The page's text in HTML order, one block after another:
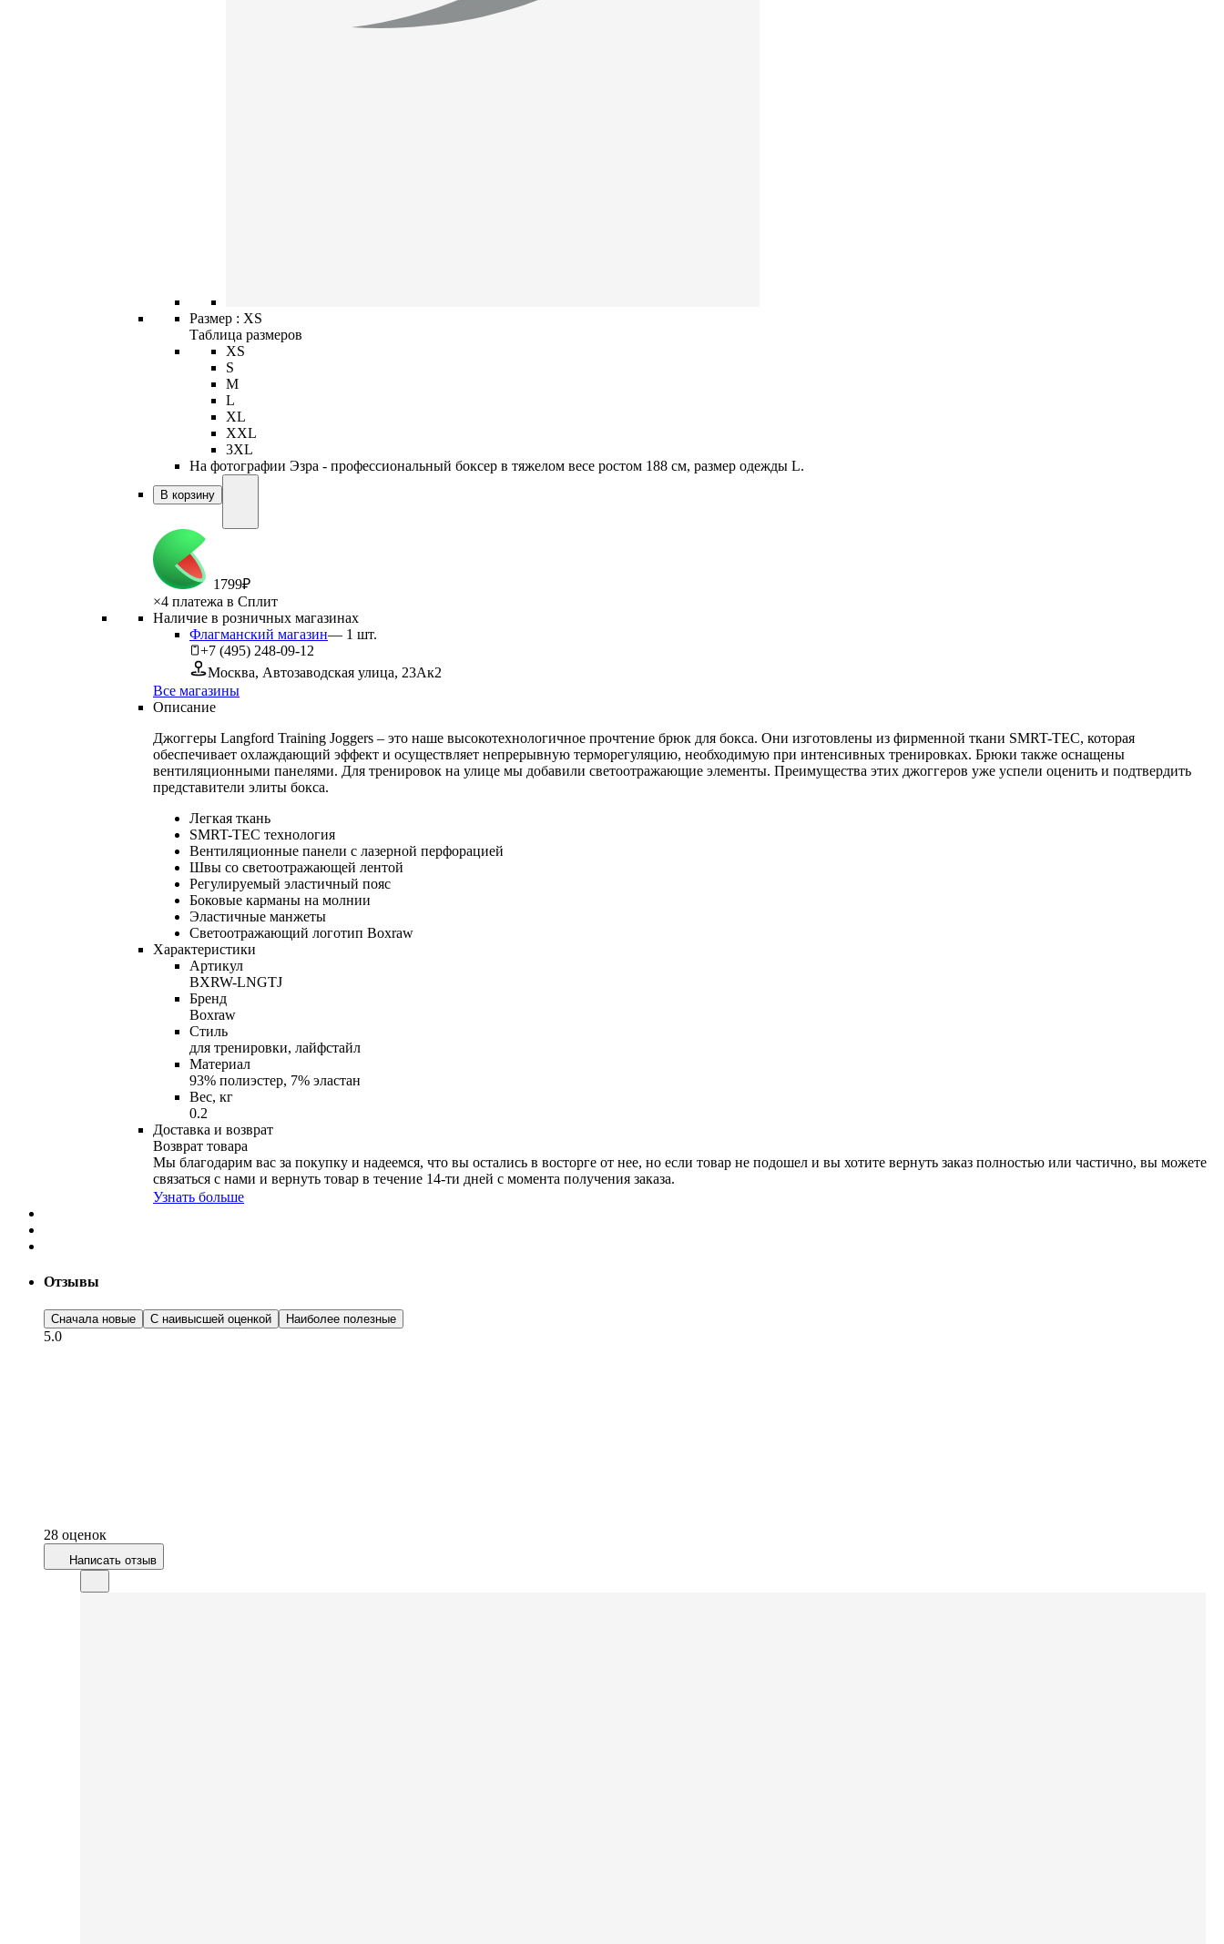
Размер : XS
Таблица размеров
XS
S
M
L
XL
XXL
3XL
На фотографии Эзра - профессиональный боксер в тяжелом весе ростом 188 см, размер одежды L.
В корзину
1 799₽
×4 платежа в Сплит
Наличие в розничных магазинах
Флагманский магазин— 1 шт.
+7 (495) 248-09-12
Москва, Автозаводская улица, 23Ак2
Все магазины
Описание
Джоггеры Langford Training Joggers – это наше высокотехнологичное прочтение брюк для бокса. Они изготовлены из фирменной ткани SMRT-TEC, которая
обеспечивает охлаждающий эффект и осуществляет непрерывную терморегуляцию, необходимую при интенсивных тренировках. Брюки также оснащены
вентиляционными панелями. Для тренировок на улице мы добавили светоотражающие элементы. Преимущества этих джоггеров уже успели оценить и подтвердить
представители элиты бокса.
Легкая ткань
SMRT-TEC технология
Вентиляционные панели с лазерной перфорацией
Швы со светоотражающей лентой
Регулируемый эластичный пояс
Боковые карманы на молнии
Эластичные манжеты
Светоотражающий логотип Boxraw
Характеристики
Артикул
BXRW-LNGTJ
Бренд
Boxraw
Стиль
для тренировки, лайфстайл
Материал
93% полиэстер, 7% эластан
Вес, кг
0.2
Доставка и возврат
Возврат товара
Мы благодарим вас за покупку и надеемся, что вы остались в восторге от нее, но если товар не подошел и вы хотите вернуть заказ полностью или частично, вы можете
связаться с нами и вернуть товар в течение 14-ти дней с момента получения заказа.
Узнать больше
Отзывы
Сначала новые С наивысшей оценкой Наиболее полезные
5.0
28 оценок
Написать отзыв